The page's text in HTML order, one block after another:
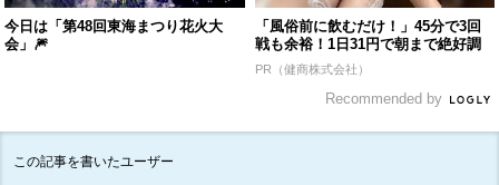
今日は「第48回東海まつり花火大
会」🎆
「風俗前に飲むだけ！」45分で3回
戦も余裕！1日31円で朝まで絶好調
PR（健商株式会社）
Recommended by
この記事を書いたユーザー